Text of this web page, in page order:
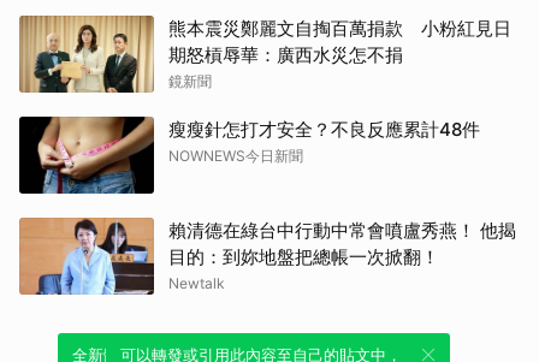
熊本震災鄭麗文自掏百萬捐款 小粉紅見日
期怒槓辱華：廣西水災怎不捐
鏡新聞
瘦瘦針怎打才安全？不良反應累計48件
NOWNEWS今日新聞
賴清德在綠台中行動中常會噴盧秀燕！ 他揭
目的：到妳地盤把總帳一次掀翻！
Newtalk
全新體驗！一鍵引用此內容，透過發布貼
可以轉發或引用此內容至自己的貼文中，